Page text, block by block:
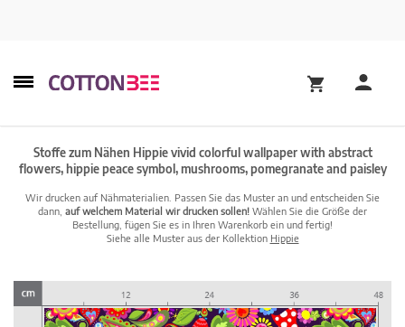
Stoffe zum Nähen Hippie vivid colorful wallpaper with abstract
flowers, hippie peace symbol, mushrooms, pomegranate and paisley
Wir drucken auf Nähmaterialien. Passen Sie das Muster an und entscheiden Sie
dann, auf welchem Material wir drucken sollen! Wählen Sie die Größe der
Bestellung, fügen Sie es in Ihren Warenkorb ein und fertig!
Siehe alle Muster aus der Kollektion Hippie